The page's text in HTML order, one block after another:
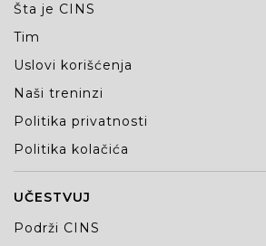
Šta je CINS
Tim
Uslovi korišćenja
Naši treninzi
Politika privatnosti
Politika kolačića
UČESTVUJ
Podrži CINS